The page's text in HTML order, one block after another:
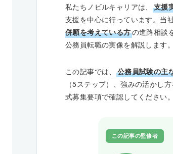
私たちノビルキャリアは、 支援
支援を中心に行っています。当
併願を考えている方の進路相談
公務員転職の実像を解説します。
この記事では、 公務員試験の主
（5ステップ）、強みの活かし
式募集要項で確認してください。
この記事の監修者